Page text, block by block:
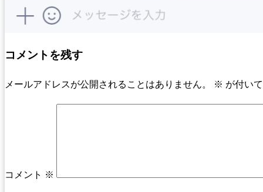
コメントを残す
メールアドレスが公開されることはありません。 ※ が付い
コメント ※